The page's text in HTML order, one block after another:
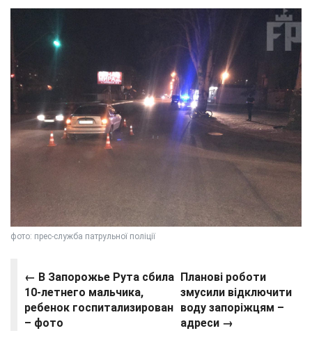
фото: прес-служба патрульної поліції
← В Запорожье Рута сбила
10-летнего мальчика,
ребенок госпитализирован
– фото
Планові роботи
змусили відключити
воду запоріжцям –
адреси →